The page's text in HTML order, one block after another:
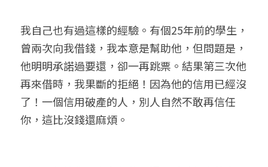
我自己也有過這樣的經驗。有個25年前的學生，
曾兩次向我借錢，我本意是幫助他，但問題是，
他明明承諾過要還，卻一再跳票。結果第三次他
再來借時，我果斷的拒絕！因為他的信用已經沒
了！一個信用破產的人，別人自然不敢再信任
你，這比沒錢還麻煩。